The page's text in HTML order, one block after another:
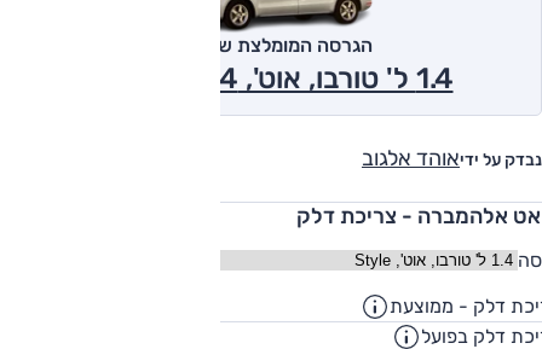
נבדק על ידיאוהד אלגוב
הגרסה המומלצת של אוטו
1.4 ל' טורבו, אוט', Style 2014
אלהמברה - צריכת דלק
דלק - ממוצעת
דלק בפועל